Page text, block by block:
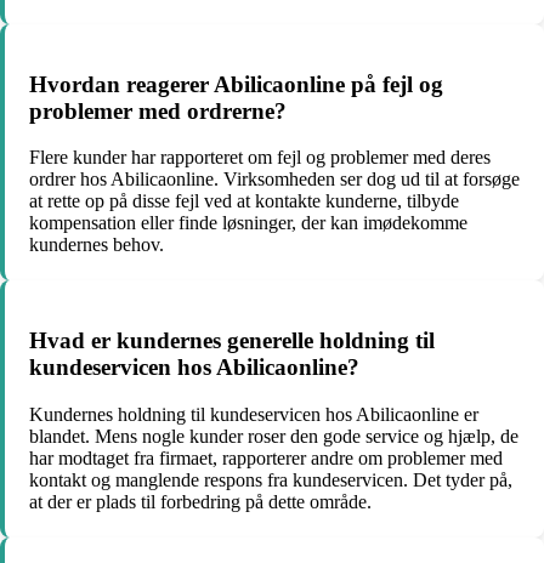
Hvordan reagerer Abilicaonline på fejl og
problemer med ordrerne?
Flere kunder har rapporteret om fejl og problemer med deres
ordrer hos Abilicaonline. Virksomheden ser dog ud til at forsøge
at rette op på disse fejl ved at kontakte kunderne, tilbyde
kompensation eller finde løsninger, der kan imødekomme
kundernes behov.
Hvad er kundernes generelle holdning til
kundeservicen hos Abilicaonline?
Kundernes holdning til kundeservicen hos Abilicaonline er
blandet. Mens nogle kunder roser den gode service og hjælp, de
har modtaget fra firmaet, rapporterer andre om problemer med
kontakt og manglende respons fra kundeservicen. Det tyder på,
at der er plads til forbedring på dette område.